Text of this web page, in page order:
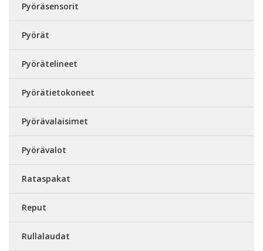
Pyöräsensorit
Pyörät
Pyörätelineet
Pyörätietokoneet
Pyörävalaisimet
Pyörävalot
Rataspakat
Reput
Rullalaudat